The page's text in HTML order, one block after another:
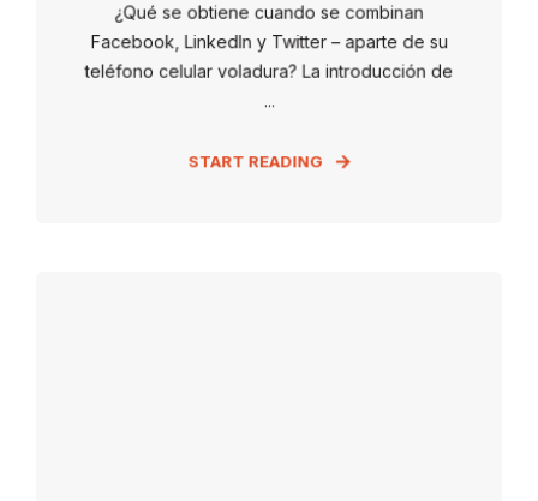
¿Qué se obtiene cuando se combinan
Facebook, LinkedIn y Twitter – aparte de su
teléfono celular voladura? La introducción de
...
START READING